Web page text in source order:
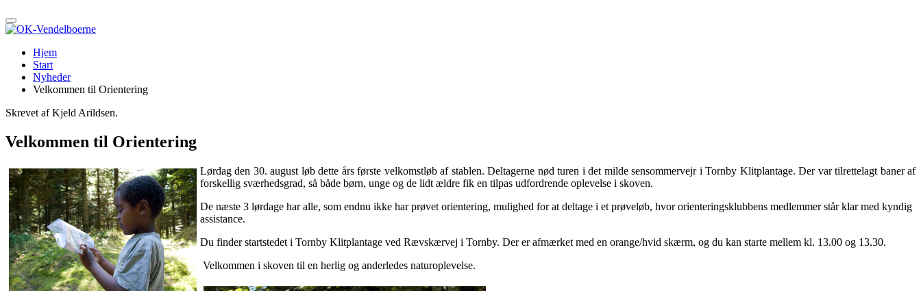
Hjem
Start
Nyheder
Velkommen til Orientering
Skrevet af Kjeld Arildsen.
Velkommen til Orientering
Lørdag den 30. august løb dette års første velkomstløb af stablen. Deltagerne nød turen i det milde sensommervejr i Tornby Klitplantage. Der var tilrettelagt baner af
forskellig sværhedsgrad, så både børn, unge og de lidt ældre fik en tilpas udfordrende oplevelse i skoven.
De næste 3 lørdage har alle, som endnu ikke har prøvet orientering, mulighed for at deltage i et prøveløb, hvor orienteringsklubbens medlemmer står klar med kyndig
assistance.
Du finder startstedet i Tornby Klitplantage ved Rævskærvej i Tornby. Der er afmærket med en orange/hvid skærm, og du kan starte mellem kl. 13.00 og 13.30.
Velkommen i skoven til en herlig og anderledes naturoplevelse.